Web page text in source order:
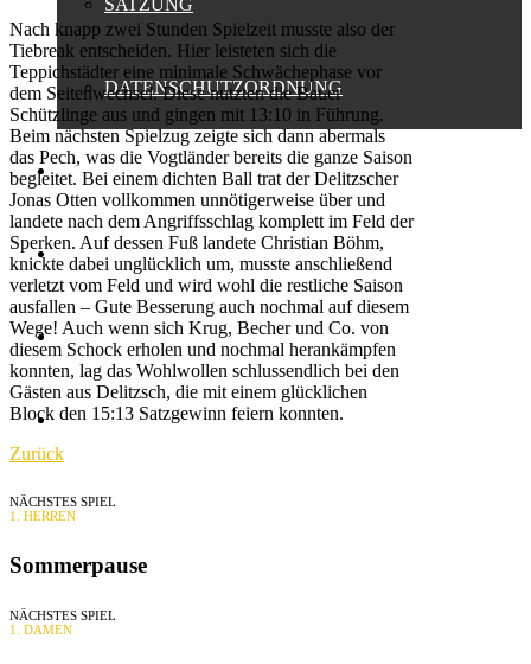
SATZUNG
DATENSCHUTZORDNUNG
FANSHOP
SPONSOREN
PRESSE
KONTAKT
Nach knapp zwei Stunden Spielzeit musste also der
Tiebreak entscheiden. Hier leisteten sich die
Teppichstädter eine minimale Schwächephase vor
dem Seitenwechsel. Diese nutzten die Bauer
Schützlinge aus und gingen mit 13:10 in Führung.
Beim nächsten Spielzug zeigte sich dann abermals
das Pech, was die Vogtländer bereits die ganze Saison
begleitet. Bei einem dichten Ball trat der Delitzscher
Jonas Otten vollkommen unnötigerweise über und
landete nach dem Angriffsschlag komplett im Feld der
Sperken. Auf dessen Fuß landete Christian Böhm,
knickte dabei unglücklich um, musste anschließend
verletzt vom Feld und wird wohl die restliche Saison
ausfallen – Gute Besserung auch nochmal auf diesem
Wege! Auch wenn sich Krug, Becher und Co. von
diesem Schock erholen und nochmal herankämpfen
konnten, lag das Wohlwollen schlussendlich bei den
Gästen aus Delitzsch, die mit einem glücklichen
Block den 15:13 Satzgewinn feiern konnten.
Zurück
NÄCHSTES SPIEL
1. HERREN
Sommerpause
NÄCHSTES SPIEL
1. DAMEN